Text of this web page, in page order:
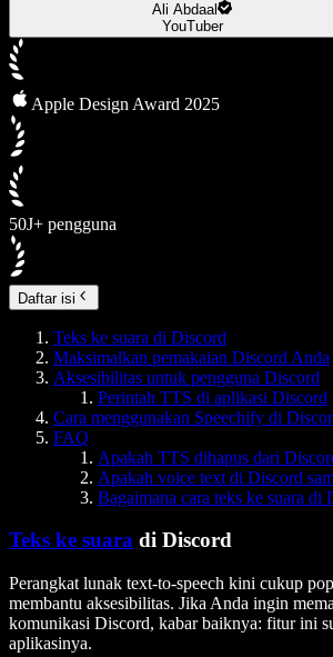
Ali Abdaal
YouTuber
Apple Design Award 2025
50J+ pengguna
Daftar isi
Teks ke suara di Discord
Maksimalkan pemakaian Discord Anda
Aksesibilitas untuk pengguna Discord
Perintah TTS di aplikasi Discord
Cara menggunakan Speechify di
FAQ
Apakah TTS dihapus dari
Apakah voice text di Discord
Bagaimana cara teks ke suara di
Teks ke suara di Discord
Perangkat lunak text-to-speech kini cukup
membantu aksesibilitas. Jika Anda ingin
komunikasi Discord, kabar baiknya: fitur ini
aplikasinya.